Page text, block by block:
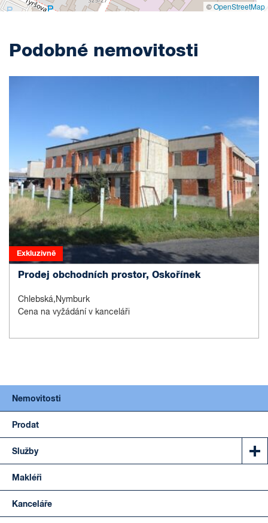
©OpenStreetMap
Podobné nemovitosti
Exkluzivně
Prodej obchodních prostor, Oskořínek
Chlebská,Nymburk
Cena na vyžádání v kanceláři
Nemovitosti
Prodat
Služby
Makléři
Kanceláře